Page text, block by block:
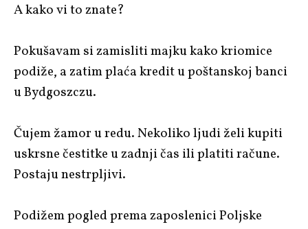
A kako vi to znate?
Pokušavam si zamisliti majku kako kriomice
podiže, a zatim plaća kredit u poštanskoj banci
u Bydgoszczu.
Čujem žamor u redu. Nekoliko ljudi želi kupiti
uskrsne čestitke u zadnji čas ili platiti račune.
Postaju nestrpljivi.
Podižem pogled prema zaposlenici Poljske